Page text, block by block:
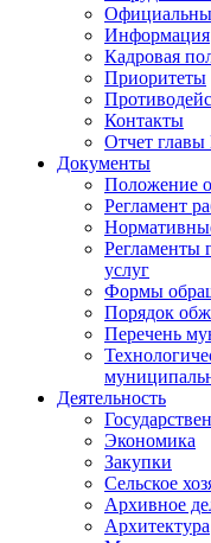
Информация
Кадровая
Приоритеты
Контакты
Отчет
Документы
Положение
Регламент
Регламенты
услуг
Формы
Порядок
Перечень
Деятельность
Экономика
Закупки
Сельское
Архивное
Архитектура